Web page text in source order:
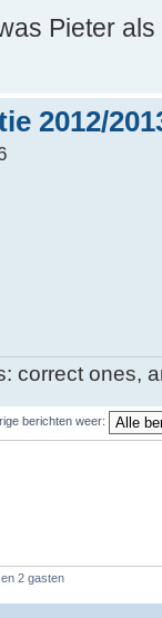
Pieter
2012/
correct ones,
berichten weer:
2 gasten